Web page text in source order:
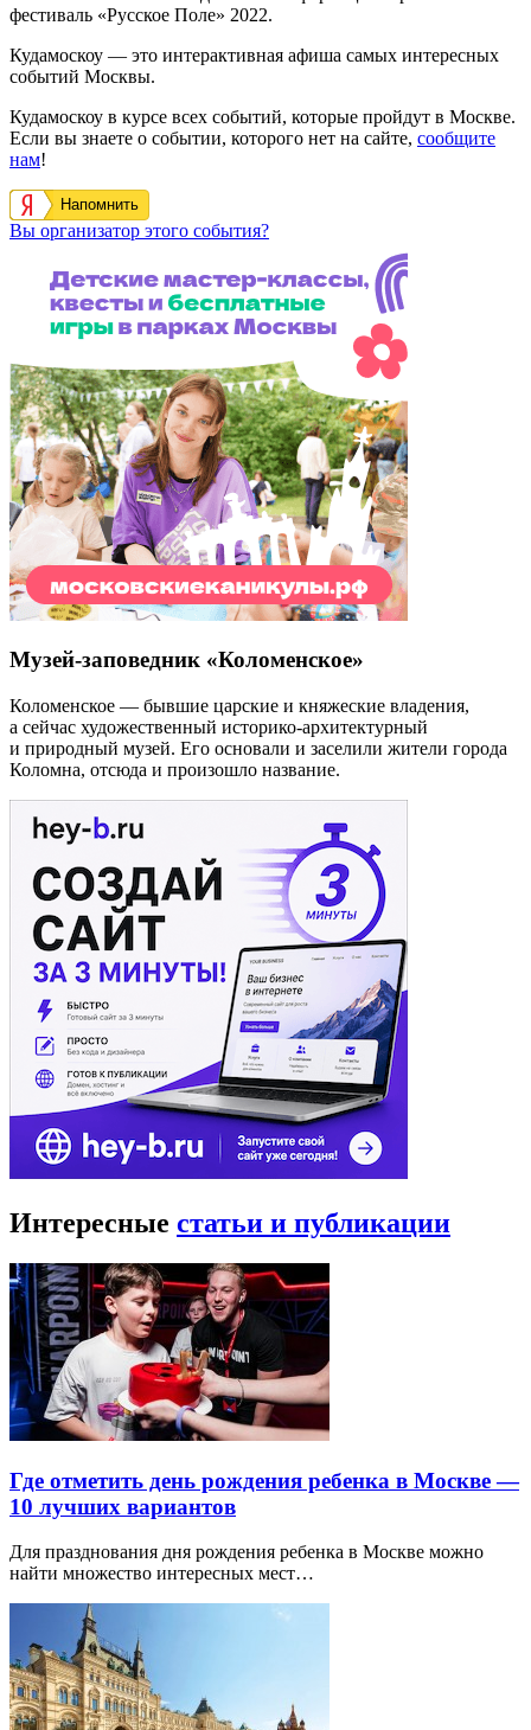
фестиваль «Русское Поле» 2022.
Кудамоскоу — это интерактивная афиша самых интересных
событий Москвы.
Кудамоскоу в курсе всех событий, которые пройдут в Москве.
Если вы знаете о событии, которого нет на сайте, сообщите
нам!
Напомнить
Вы организатор этого события?
Музей-заповедник «Коломенское»
Коломенское — бывшие царские и княжеские владения,
а сейчас художественный историко-архитектурный
и природный музей. Его основали и заселили жители города
Коломна, отсюда и произошло название.
Интересные статьи и публикации
Где отметить день рождения ребенка в Москве —
10 лучших вариантов
Для празднования дня рождения ребенка в Москве можно
найти множество интересных мест…